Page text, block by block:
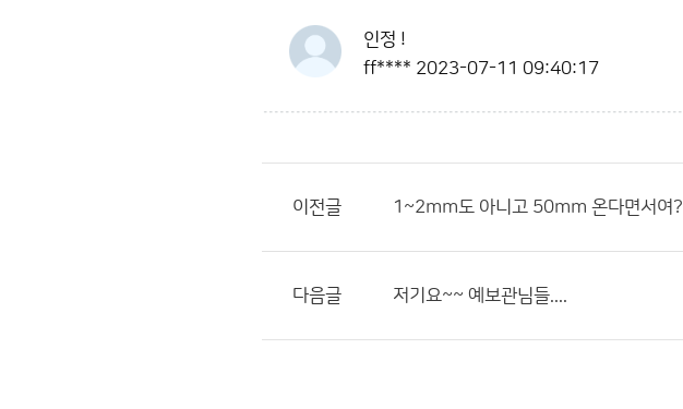
인정 !
ff**** 2023-07-11 09:40:17
이전글 1~2mm도 아니고 50mm 온다면서여?
다음글 저기요~~ 예보관님들....